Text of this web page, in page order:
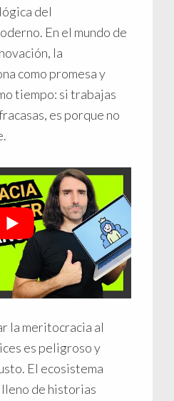
del
En el mundo de
la
como promesa y
tiempo: si trabajas
es porque no
la meritocracia al
es peligroso y
El ecosistema
de historias